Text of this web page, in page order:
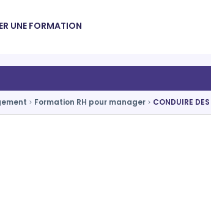
UNE FORMATION
Formation RH pour manager CONDUIRE